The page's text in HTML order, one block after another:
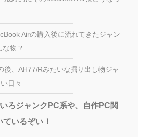
Airの購入後に流れてきたジャン
な物？
後、AH77/Rみたいな掘り出し物ジャ
日々
ろジャンクPC系や、自作PC関
いるぞい！